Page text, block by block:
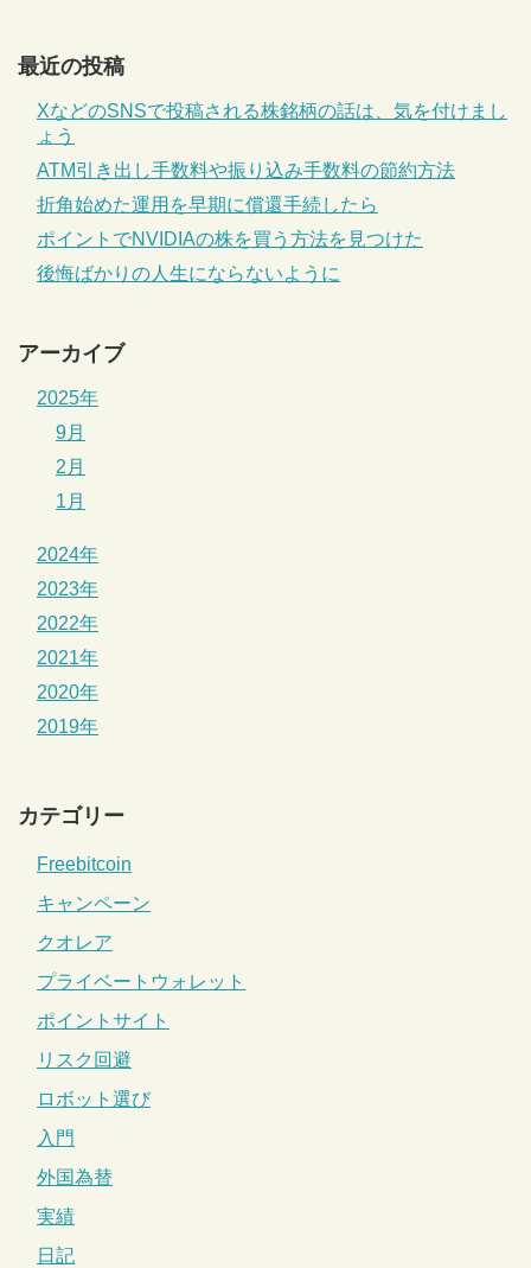
最近の投稿
XなどのSNSで投稿される株銘柄の話は、気を付けまし
ょう
ATM引き出し手数料や振り込み手数料の節約方法
折角始めた運用を早期に償還手続したら
ポイントでNVIDIAの株を買う方法を見つけた
後悔ばかりの人生にならないように
アーカイブ
2025年
9月
2月
1月
2024年
2023年
2022年
2021年
2020年
2019年
カテゴリー
Freebitcoin
キャンペーン
クオレア
プライベートウォレット
ポイントサイト
リスク回避
ロボット選び
入門
外国為替
実績
日記